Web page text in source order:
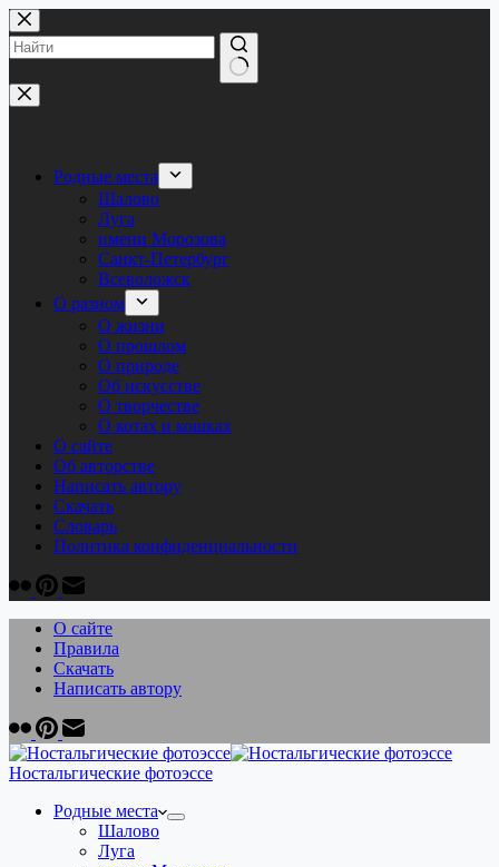
Перейти
к
сути
Ничего
не
Родные места
Шалово
Луга
имени Морозова
Санкт-Петербург
Всеволожск
О разном
О жизни
О прошлом
О природе
Об искусстве
О творчестве
О котах и кошках
О сайте
Об авторстве
Написать автору
Скачать
Cловарь
Политика конфиденциальности
О сайте
Правила
Скачать
Написать автору
Ностальгические фотоэссе
Родные места
Шалово
Луга